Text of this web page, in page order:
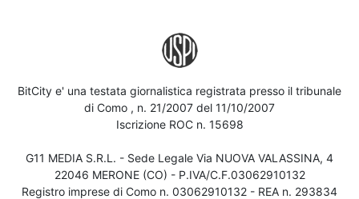
BitCity e' una testata giornalistica registrata presso il tribunale
di Como , n. 21/2007 del 11/10/2007
Iscrizione ROC n. 15698
G11 MEDIA S.R.L. - Sede Legale Via NUOVA VALASSINA, 4
22046 MERONE (CO) - P.IVA/C.F.03062910132
Registro imprese di Como n. 03062910132 - REA n. 293834